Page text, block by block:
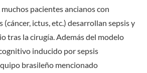
pacientes ancianos con
(cáncer, ictus, etc.) desarrollan sepsis y
tras la cirugía. Además del modelo
inducido por sepsis
brasileño mencionado